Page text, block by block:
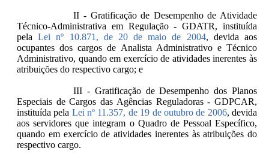
II - Gratificação de Desempenho de Atividade
Técnico-Administrativa em Regulação - GDATR, instituída
pelaLei nº 10.871, de 20 de maio de 2004, devida aos
ocupantes dos cargos de Analista Administrativo e Técnico
Administrativo, quando em exercício de atividades inerentes às
atribuições do respectivo cargo; e
III - Gratificação de Desempenho dos Planos
Especiais de Cargos das Agências Reguladoras - GDPCAR,
instituída pela Lei nº 11.357, de 19 de outubro de 2006, devida
aos servidores que integram o Quadro de Pessoal Específico,
quando em exercício de atividades inerentes às atribuições do
respectivo cargo.